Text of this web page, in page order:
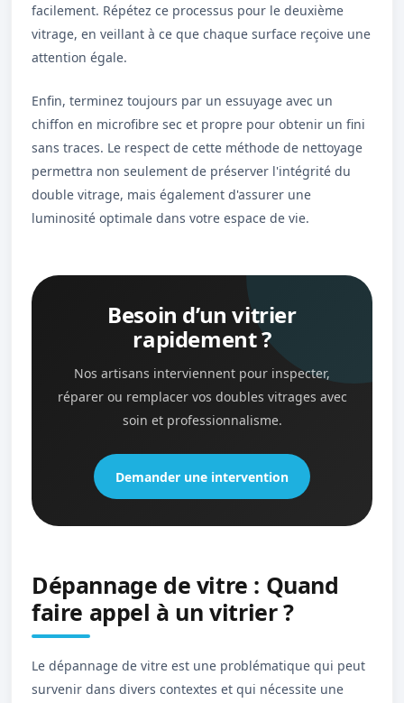
facilement. Répétez ce processus pour le deuxième
vitrage, en veillant à ce que chaque surface reçoive une
attention égale.
Enfin, terminez toujours par un essuyage avec un
chiffon en microfibre sec et propre pour obtenir un fini
sans traces. Le respect de cette méthode de nettoyage
permettra non seulement de préserver l'intégrité du
double vitrage, mais également d'assurer une
luminosité optimale dans votre espace de vie.
Besoin d’un vitrier
rapidement ?
Nos artisans interviennent pour inspecter,
réparer ou remplacer vos doubles vitrages avec
soin et professionnalisme.
Demander une intervention
Dépannage de vitre : Quand
faire appel à un vitrier ?
Le dépannage de vitre est une problématique qui peut
survenir dans divers contextes et qui nécessite une